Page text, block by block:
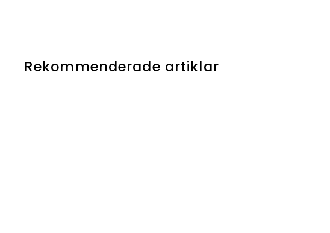
Rekommenderade artiklar